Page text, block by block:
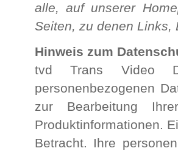
alle, auf unserer
Seiten, zu denen Links,
Hinweis zum
tvd Trans Video
personenbezogenen
zur Bearbeitung
Produktinformationen.
Betracht. Ihre